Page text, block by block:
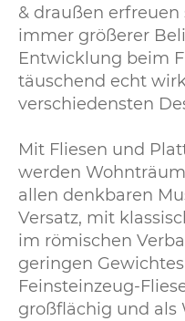
& draußen
immer größerer
Entwicklung beim
täuschend echt
verschiedensten
Mit Fliesen und
werden
allen denkbaren
Versatz, mit
im römischen
geringen
Feinsteinzeug-
großflächig und als